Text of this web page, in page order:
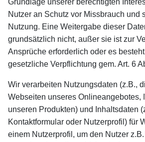
Grundlage unserer berechtigten
Nutzer an Schutz vor Missbrauch und
Nutzung. Eine Weitergabe dieser
grundsätzlich nicht, außer sie ist zur
Ansprüche erforderlich oder es
gesetzliche Verpflichtung gem. Art. 6
Wir verarbeiten Nutzungsdaten (z.B.,
Webseiten unseres Onlineangebotes,
unseren Produkten) und Inhaltsdaten
Kontaktformular oder Nutzerprofil) für
einem Nutzerprofil, um den Nutzer